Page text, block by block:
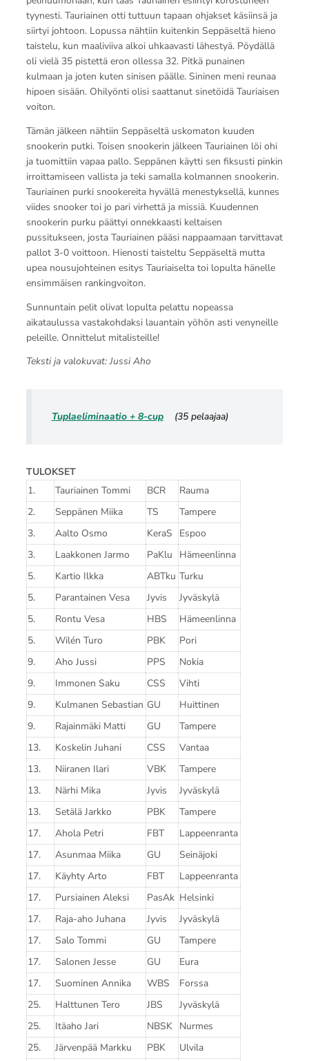
tyynesti. Tauriainen otti tuttuun tapaan ohjakset käsiinsä ja
siirtyi johtoon. Lopussa nähtiin kuitenkin Seppäseltä hieno
taistelu, kun maaliviiva alkoi uhkaavasti lähestyä. Pöydällä
oli vielä 35 pistettä eron ollessa 32. Pitkä punainen
kulmaan ja joten kuten sinisen päälle. Sininen meni reunaa
hipoen sisään. Ohilyönti olisi saattanut sinetöidä Tauriaisen
voiton.
Tämän jälkeen nähtiin Seppäseltä uskomaton kuuden
snookerin putki. Toisen snookerin jälkeen Tauriainen löi ohi
ja tuomittiin vapaa pallo. Seppänen käytti sen fiksusti pinkin
irroittamiseen vallista ja teki samalla kolmannen snookerin.
Tauriainen purki snookereita hyvällä menestyksellä, kunnes
viides snooker toi jo pari virhettä ja missiä. Kuudennen
snookerin purku päättyi onnekkaasti keltaisen
pussitukseen, josta Tauriainen pääsi nappaamaan tarvittavat
pallot 3-0 voittoon. Hienosti taisteltu Seppäseltä mutta
upea nousujohteinen esitys Tauriaiselta toi lopulta hänelle
ensimmäisen rankingvoiton.
Sunnuntain pelit olivat lopulta pelattu nopeassa
aikataulussa vastakohdaksi lauantain yöhön asti venyneille
peleille. Onnittelut mitalisteille!
Teksti ja valokuvat: Jussi Aho
Tuplaeliminaatio + 8-cup(35 pelaajaa)
TULOKSET
1.
Tauriainen Tommi BCR
Rauma
2.
Seppänen Miika TS
Tampere
3.
Aalto Osmo KeraS
Espoo
3.
Laakkonen Jarmo PaKlu
Hämeenlinna
5.
Kartio Ilkka ABTku Turku
5.
Parantainen Vesa Jyvis
Jyväskylä
5.
Rontu Vesa HBS
Hämeenlinna
5.
Wilén Turo PBK
Pori
9.
Aho Jussi PPS
Nokia
9.
Immonen Saku CSS
Vihti
9.
Kulmanen Sebastian GU
Huittinen
9.
Rajainmäki Matti GU
Tampere
13.
Koskelin Juhani CSS
Vantaa
13.
Niiranen Ilari VBK
Tampere
13.
Närhi Mika Jyvis
Jyväskylä
13.
Setälä Jarkko PBK
Tampere
17.
Ahola Petri FBT
Lappeenranta
17.
Asunmaa Miika GU
Seinäjoki
17.
Käyhty Arto FBT
Lappeenranta
17.
Pursiainen Aleksi PasAk Helsinki
17.
Raja-aho Juhana Jyvis
Jyväskylä
17.
Salo Tommi GU
Tampere
17.
Salonen Jesse GU
Eura
17.
Suominen Annika WBS
Forssa
25.
Halttunen Tero JBS
Jyväskylä
25.
Itäaho Jari NBSK Nurmes
25.
Järvenpää Markku PBK
Ulvila